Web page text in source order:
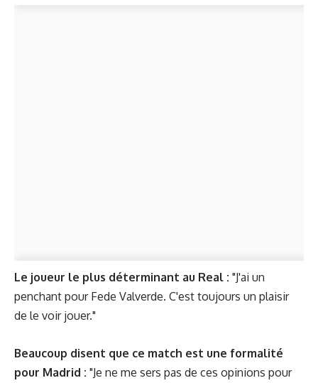
Le joueur le plus déterminant au Real : "J'ai un
penchant pour Fede Valverde. C'est toujours un plaisir
de le voir jouer."
Beaucoup disent que ce match est une formalité
pour Madrid : "Je ne me sers pas de ces opinions pour